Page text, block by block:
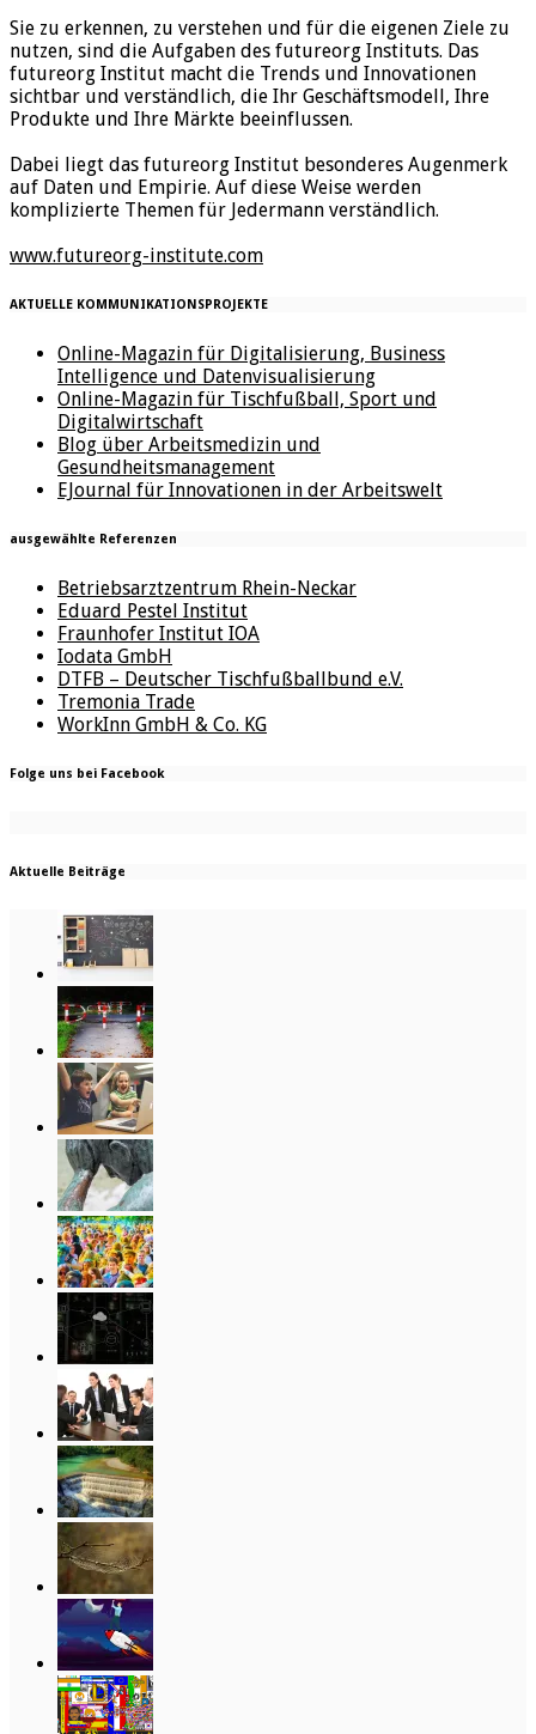
Sie zu erkennen, zu verstehen und für die eigenen Ziele zu
nutzen, sind die Aufgaben des futureorg Instituts. Das
futureorg Institut macht die Trends und Innovationen
sichtbar und verständlich, die Ihr Geschäftsmodell, Ihre
Produkte und Ihre Märkte beeinflussen.
Dabei liegt das futureorg Institut besonderes Augenmerk
auf Daten und Empirie. Auf diese Weise werden
komplizierte Themen für Jedermann verständlich.
www.futureorg-institute.com
AKTUELLE KOMMUNIKATIONSPROJEKTE
Online-Magazin für Digitalisierung, Business
Intelligence und Datenvisualisierung
Online-Magazin für Tischfußball, Sport und
Digitalwirtschaft
Blog über Arbeitsmedizin und
Gesundheitsmanagement
EJournal für Innovationen in der Arbeitswelt
ausgewählte Referenzen
Betriebsarztzentrum Rhein-Neckar
Eduard Pestel Institut
Fraunhofer Institut IOA
Iodata GmbH
DTFB – Deutscher Tischfußballbund e.V.
Tremonia Trade
WorkInn GmbH & Co. KG
Folge uns bei Facebook
Aktuelle Beiträge